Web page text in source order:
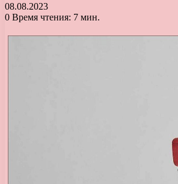
08.08.2023
0 Время чтения: 7 мин.